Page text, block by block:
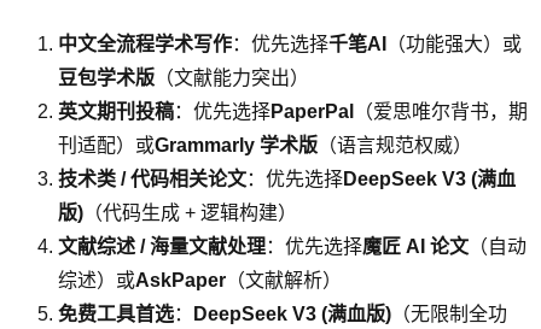
中文全流程学术写作：优先选择千笔AI
（功能强大）或
豆包学术版 （文献能力突出）
英文期刊投稿：优先选择PaperPal
（爱思唯尔背书，期
刊适配）或Grammarly 学术版 （语言规范权威）
技术类 / 代码相关论文：优先选择DeepSeek V3 (满血
版) （代码生成 + 逻辑构建）
文献综述 / 海量文献处理：优先选择魔匠 AI 论文 （自动
综述）或AskPaper （文献解析）
免费工具首选： DeepSeek V3 (满血版) （无限制全功